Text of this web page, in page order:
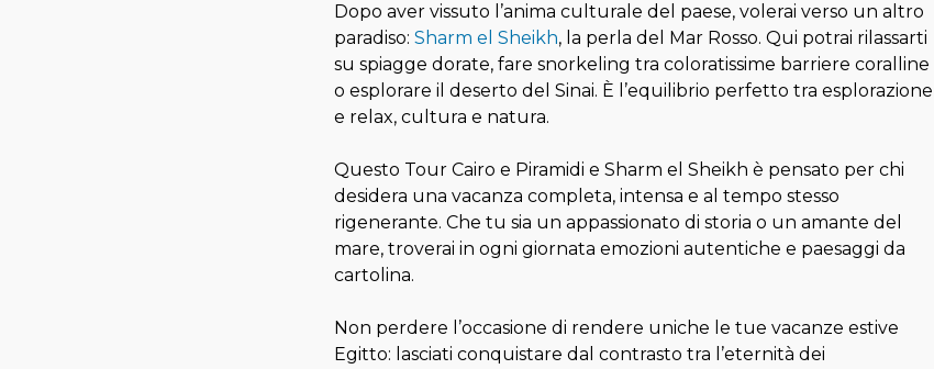
Dopo aver vissuto l’anima culturale del paese, volerai verso un altro
paradiso: Sharm el Sheikh, la perla del Mar Rosso. Qui potrai rilassarti
su spiagge dorate, fare snorkeling tra coloratissime barriere coralline
o esplorare il deserto del Sinai. È l’equilibrio perfetto tra esplorazione
e relax, cultura e natura.
Questo Tour Cairo e Piramidi e Sharm el Sheikh è pensato per chi
desidera una vacanza completa, intensa e al tempo stesso
rigenerante. Che tu sia un appassionato di storia o un amante del
mare, troverai in ogni giornata emozioni autentiche e paesaggi da
cartolina.
Non perdere l’occasione di rendere uniche le tue vacanze estive
Egitto: lasciati conquistare dal contrasto tra l’eternità dei